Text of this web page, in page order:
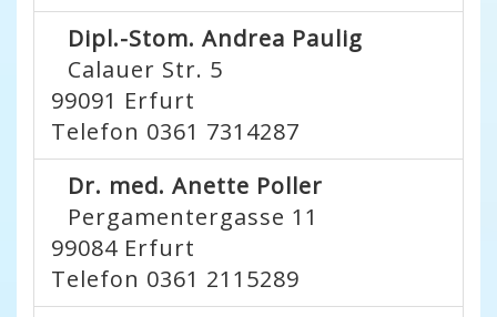
Dipl.-Stom. Andrea Paulig
Calauer Str. 5
99091 Erfurt
Telefon 0361 7314287
Dr. med. Anette Poller
Pergamentergasse 11
99084 Erfurt
Telefon 0361 2115289